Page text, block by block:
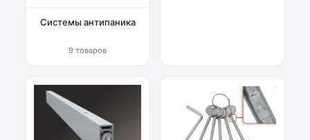
Системы антипаника
9 товаров